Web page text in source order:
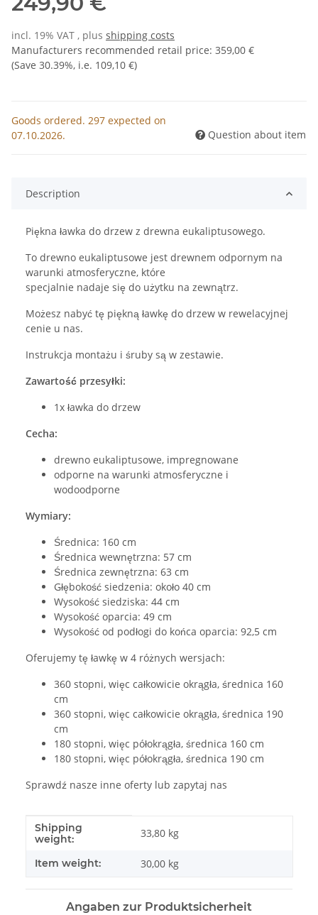
incl. 19% VAT , plus shipping costs
Manufacturers recommended retail price: 359,00 €
(Save 30.39%, i.e. 109,10 €)
Goods ordered. 297 expected on
07.10.2026.
Question about item
Description
Piękna ławka do drzew z drewna eukaliptusowego.
To drewno eukaliptusowe jest drewnem odpornym na
warunki atmosferyczne, które
specjalnie nadaje się do użytku na zewnątrz.
Możesz nabyć tę piękną ławkę do drzew w rewelacyjnej
cenie u nas.
Instrukcja montażu i śruby są w zestawie.
Zawartość przesyłki:
1x ławka do drzew
Cecha:
drewno eukaliptusowe, impregnowane
odporne na warunki atmosferyczne i
wodoodporne
Wymiary:
Średnica: 160 cm
Średnica wewnętrzna: 57 cm
Średnica zewnętrzna: 63 cm
Głębokość siedzenia: około 40 cm
Wysokość siedziska: 44 cm
Wysokość oparcia: 49 cm
Wysokość od podłogi do końca oparcia: 92,5 cm
Oferujemy tę ławkę w 4 różnych wersjach:
360 stopni, więc całkowicie okrągła, średnica 160
cm
360 stopni, więc całkowicie okrągła, średnica 190
cm
180 stopni, więc półokrągła, średnica 160 cm
180 stopni, więc półokrągła, średnica 190 cm
Sprawdź nasze inne oferty lub zapytaj nas
#productDetails.itemInformation#
#productDetails.itemValue#
Shipping
weight:
33,80 kg
Item weight: 30,00 kg
Angaben zur Produktsicherheit